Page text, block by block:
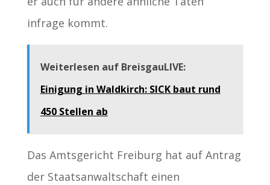
infrage kommt.
Weiterlesen auf BreisgauLIVE:
Einigung in Waldkirch: SICK baut rund
450 Stellen ab
Das Amtsgericht Freiburg hat auf Antrag
der Staatsanwaltschaft einen